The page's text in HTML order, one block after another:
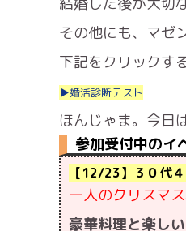
その他にも、マゼ
下記をクリックす
▶婚活診断テスト
ほんじゃま。今日
参加受付中のイ
【12/23】３０代
一人のクリスマ
豪華料理と楽し